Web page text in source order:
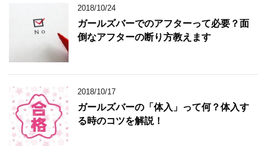
2018/10/24
ガールズバーでのアフターって必要？面
倒なアフターの断り方教えます
2018/10/17
ガールズバーの「体入」って何？体入す
る時のコツを解説！